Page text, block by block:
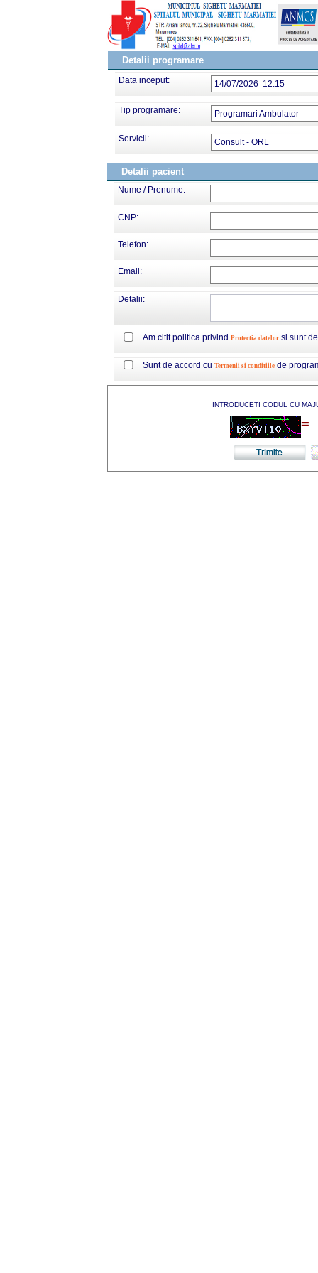
Detalii programare
Data inceput: 14/07/2026 12:15
Tip programare: Programari Ambulator
Servicii: Consult - ORL
Detalii pacient
Nume / Prenume:
CNP:
Telefon:
Email:
Detalii:
Am citit politica privind Protectia datelor si sunt
Sunt de accord cu Termenii si conditiile de
INTRODUCETI CODUL CU
=